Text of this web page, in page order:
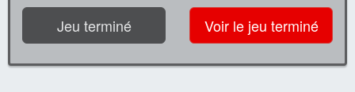
Jeu terminé Voir le jeu terminé